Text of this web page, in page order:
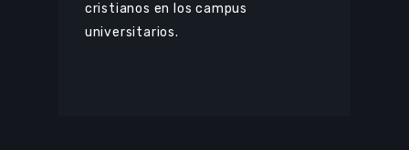
cristianos en los campus
universitarios.